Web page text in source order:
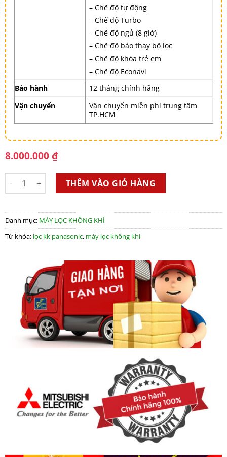
– Chế độ tự động
– Chế độ Turbo
– Chế độ ngủ (8 giờ)
– Chế độ báo thay bộ lọc
– Chế độ khóa trẻ em
– Chế độ Econavi
Bảo hành
12 tháng chính hãng
Vận chuyển
Vận chuyển miễn phí trung tâm
TP.HCM
8.000.000₫
Máy lọc không khí Panasonic F-PXM55 số lượng
THÊM VÀO GIỎ HÀNG
Danh mục: MÁY LỌC KHÔNG KHÍ
Từ khóa: lọc kk panasonic, máy lọc không khí